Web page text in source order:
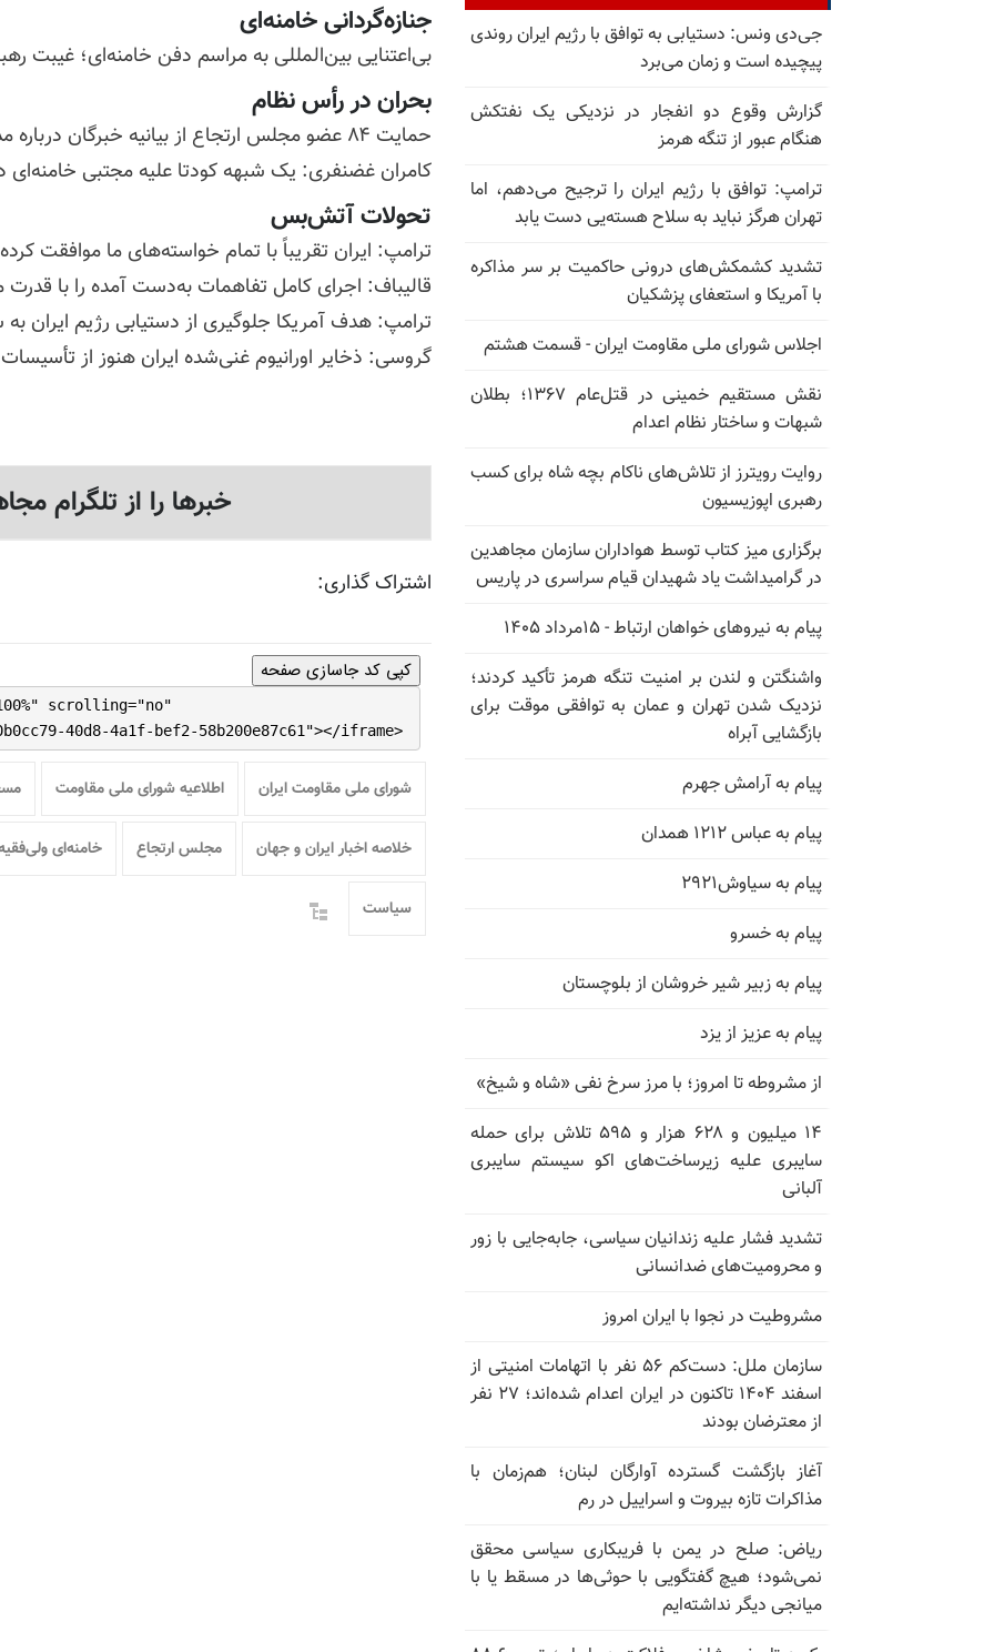
جنازه‌گردانی خامنه‌ای
بی‌اعتنایی بین‌المللی به مراسم دفن خامنه‌ای؛ غیبت
بحران در رأس نظام
حمایت ۸۴ عضو مجلس ارتجاع از بیانیه خبرگان درباره مذاکره با آمریکا
کامران غضنفری: یک شبهه کودتا علیه مجتبی
تحولات آتش‌بس
ترامپ: ایران تقریباً با تمام خواسته‌های ما موافقت
قالیباف: اجرای کامل تفاهمات به‌دست آمده را با قدرت
ترامپ: هدف آمریکا جلوگیری از دستیابی رژیم ایران
گروسی: ذخایر اورانیوم غنی‌شده ایران هنوز از
خبرها را از تلگرام
اشتراک گذاری:
کپی کد جاسازی صفحه
scrolling="no"
40d8-4a1f-bef2-58b200e87c61"></iframe>
شورای ملی مقاومت ایران اطلاعیه شورای ملی مقاومت
خلاصه اخبار ایران و جهان مجلس ارتجاع خامنه‌ای
سیاست
جی‌دی ونس: دستیابی به توافق با رژیم ایران روندی
پیچیده است و زمان می‌برد
گزارش وقوع دو انفجار در نزدیکی یک نفتکش
هنگام عبور از تنگه هرمز
ترامپ: توافق با رژیم ایران را ترجیح می‌دهم، اما
تهران هرگز نباید به سلاح هسته‌یی دست یابد
تشدید کشمکش‌های درونی حاکمیت بر سر مذاکره
با آمریکا و استعفای پزشکیان
اجلاس شورای ملی مقاومت ایران - قسمت هشتم
نقش مستقیم خمینی در قتل‌عام ۱۳۶۷؛ بطلان
شبهات و ساختار نظام اعدام
روایت رویترز از تلاش‌های ناکام بچه شاه برای کسب
رهبری اپوزیسیون
برگزاری میز کتاب توسط هواداران سازمان مجاهدین
در گرامیداشت یاد شهیدان قیام سراسری در پاریس
پیام به نیروهای خواهان ارتباط - ۱۵مرداد ۱۴۰۵
واشنگتن و لندن بر امنیت تنگه هرمز تأکید کردند؛
نزدیک شدن تهران و عمان به توافقی موقت برای
بازگشایی آبراه
پیام به آرامش جهرم
پیام به عباس ۱۲۱۲ همدان
پیام به سیاوش۲۹۲۱
پیام به خسرو
پیام به زبیر شیر خروشان از بلوچستان
پیام به عزیز از یزد
از مشروطه تا امروز؛ با مرز سرخ نفی «شاه و شیخ»
۱۴ میلیون و ۶۲۸ هزار و ۵۹۵ تلاش برای حمله
سایبری علیه زیرساخت‌های اکو سیستم سایبری
آلبانی
تشدید فشار علیه زندانیان سیاسی، جابه‌جایی با زور
و محرومیت‌های ضدانسانی
مشروطیت در نجوا با ایران امروز
سازمان ملل: دست‌کم ۵۶ نفر با اتهامات امنیتی از
اسفند ۱۴۰۴ تاکنون در ایران اعدام شده‌اند؛ ۲۷ نفر
از معترضان بودند
آغاز بازگشت گسترده آوارگان لبنان؛ هم‌زمان با
مذاکرات تازه بیروت و اسراییل در رم
ریاض: صلح در یمن با فریبکاری سیاسی محقق
نمی‌شود؛ هیچ گفتگویی با حوثی‌ها در مسقط یا با
میانجی دیگر نداشته‌ایم